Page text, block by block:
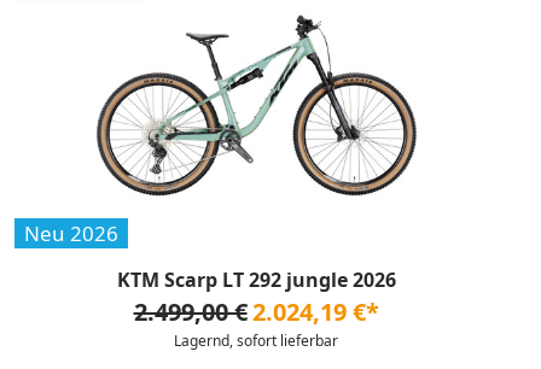
Neu 2026
KTM Scarp LT 292 jungle 2026
2.499,00 €2.024,19 €*
Lagernd, sofort lieferbar